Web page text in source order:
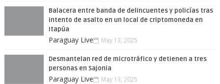
Balacera entre banda de delincuentes y policías tras
intento de asalto en un local de criptomoneda en
Itapúa
Paraguay Live May 13, 2025
Desmantelan red de microtráfico y detienen a tres
personas en Sajonia
Paraguay Live May 13, 2025